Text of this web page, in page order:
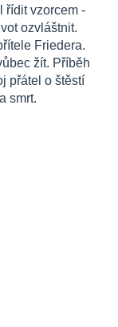
řídit vzorcem -
ozvl áštnit.
ítele Friedera.
žít. Příběh
přátel o štěstí
smrt.